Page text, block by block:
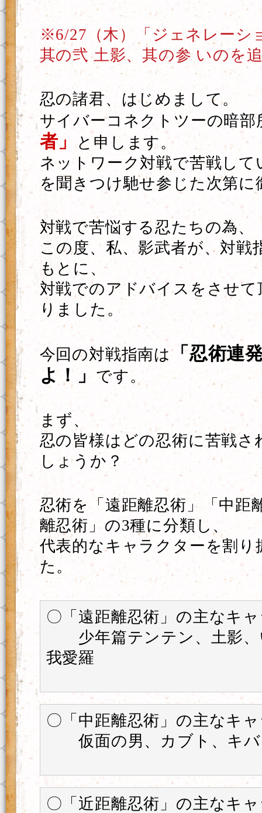
※6/27（木）「ジェネレーシ
其の弐 土影、其の参 いのを
忍の諸君、はじめまして。
サイバーコネクトツーの暗部
者」と申します。
ネットワーク対戦で苦戦して
を聞きつけ馳せ参じた次第に
対戦で苦悩する忍たちの為、
この度、私、影武者が、対戦
もとに、
対戦でのアドバイスをさせ
りました。
今回の対戦指南は「忍術連
よ！」
です。
まず、
忍の皆様はどの忍術に苦戦さ
しょうか？
忍術を「遠距離忍術」「中距
離忍術」の3種に分類し、
代表的なキャラクターを割り
た。
〇「遠距離忍術」の主なキ
少年篇テンテン、土影、
我愛羅
〇「中距離忍術」の主なキ
仮面の男、カブト、キバ
〇「近距離忍術」の主なキ